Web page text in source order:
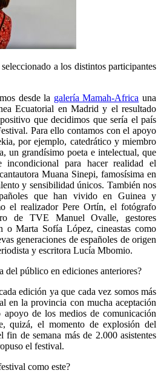
a los distintos participantes
desde la galería Mamah-Africa una
Ecuatorial en Madrid y el resultado
que decidimos que sería el país
Para ello contamos con el apoyo
por ejemplo, catedrático y miembro
un grandísimo poeta e intelectual, que
para hacer realidad el
Muana Sinepi, famosísima en
y sensibilidad únicos. También nos
que han vivido en Guinea y
el realizador Pere Ortín, el fotógrafo
de TVE Manuel Ovalle, gestores
o Marta Sofía López, cineastas como
generaciones de españoles de origen
y escritora Lucía Mbomio.
del público en ediciones anteriores?
edición ya que cada vez somos más
en la provincia con mucha aceptación
de los medios de comunicación
quizá, el momento de explosión del
de semana más de 2.000 asistentes
el festival.
como este?